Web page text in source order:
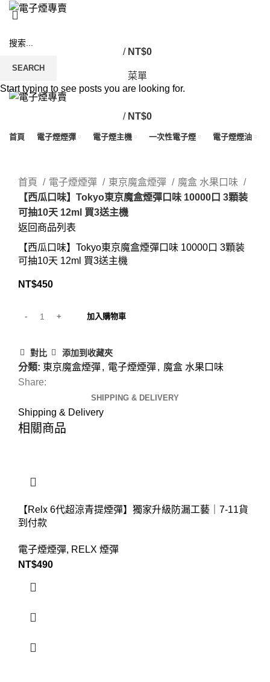
/ NT$0
菜單
/ NT$0
首頁 電子煙煙彈 電子煙主機 一次性電子煙 電子煙煙油
首頁
電子煙煙彈 東京魔盒煙彈
魔盒 水果口味
【西瓜口味】Tokyo東京魔盒煙彈口味 10000口 3顆装
可抽10天 12ml 買3送主機
返回商品列表
【西瓜口味】Tokyo東京魔盒煙彈口味 10000口 3顆装
可抽10天 12ml 買3送主機
NT$450
加入購物車
對比 添加到收藏夾
分類: 東京魔盒煙彈, 電子煙煙彈, 魔盒 水果口味
Share:
SHIPPING & DELIVERY
Shipping & Delivery
相關商品
【Relx 6代超涼青提煙彈】獨家升級防漏工藝｜7-11貨
到付款
電子煙煙彈, RELX 煙彈
NT$490
SEARCH
Start typing to see posts you are looking for.